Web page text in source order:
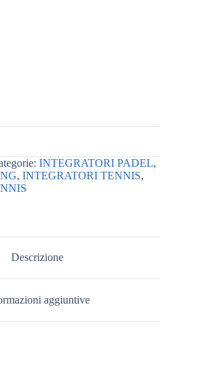
INTEGRATORI PADEL,
, INTEGRATORI TENNIS,
Descrizione
aggiuntive